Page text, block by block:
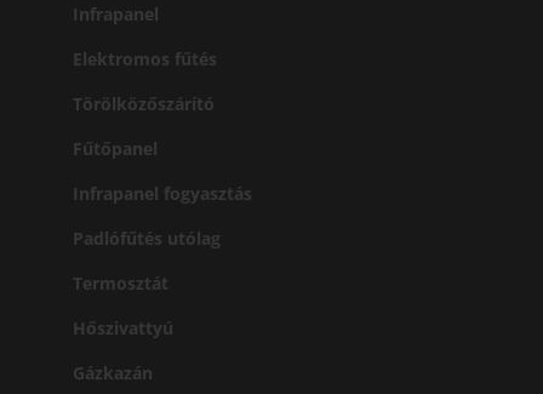
Infrapanel
Elektromos fűtés
Törölközőszárító
Fűtőpanel
Infrapanel fogyasztás
Padlófűtés utólag
Termosztát
Hőszivattyú
Gázkazán